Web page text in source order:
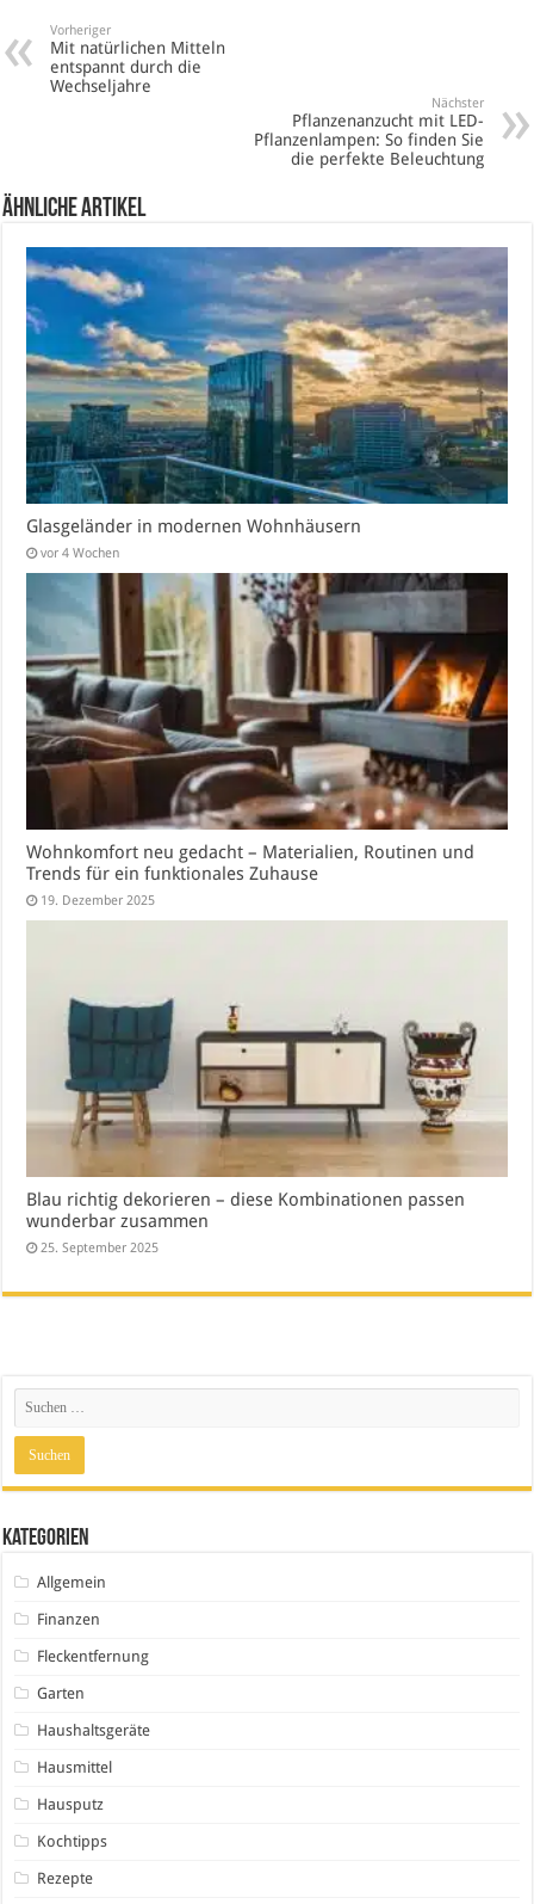
Vorheriger
Mit natürlichen Mitteln
entspannt durch die
Wechseljahre
Nächster
Pflanzenanzucht mit LED-
Pflanzenlampen: So finden Sie
die perfekte Beleuchtung
Ähnliche Artikel
Glasgeländer in modernen Wohnhäusern
vor 4 Wochen
Wohnkomfort neu gedacht – Materialien, Routinen und
Trends für ein funktionales Zuhause
19. Dezember 2025
Blau richtig dekorieren – diese Kombinationen passen
wunderbar zusammen
25. September 2025
Kategorien
Allgemein
Finanzen
Fleckentfernung
Garten
Haushaltsgeräte
Hausmittel
Hausputz
Kochtipps
Rezepte